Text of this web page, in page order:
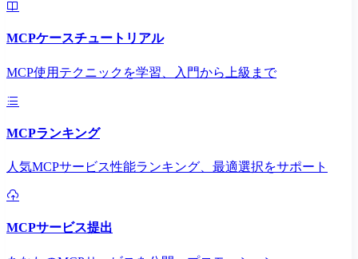
MCPケースチュートリアル
MCP使用テクニックを学習、入門から上級まで
MCPランキング
人気MCPサービス性能ランキング、最適選択をサポート
MCPサービス提出